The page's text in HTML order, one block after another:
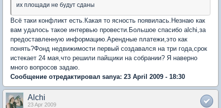
их площади не будут сданы
Всё таки конфликт есть.Какая то ясность появилась.Незнаю как
вам удалось такое интервью провести.Большое спасибо alchi,за
предоставленную информацию.Арендные платежи,это как
понять?Фонд недвижимости первый создавался на три года,срок
истекает 24 мая,что решили пайщики на собрании? Я наверно
много вопросов задаю.
Сообщение отредактировал sanya: 23 April 2009 - 18:30
Alchi
23 Apr 2009